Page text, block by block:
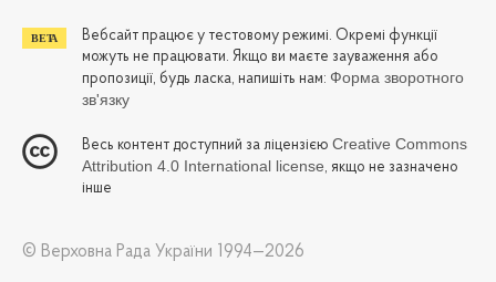
Вебсайт працює у тестовому режимі. Окремі функції
можуть не працювати. Якщо ви маєте зауваження або
пропозиції, будь ласка, напишіть нам:Форма зворотного
зв'язку
Весь контент доступний за ліцензієюCreative Commons
Attribution 4.0 International license, якщо не зазначено
інше
© Верховна Рада України 1994—2026